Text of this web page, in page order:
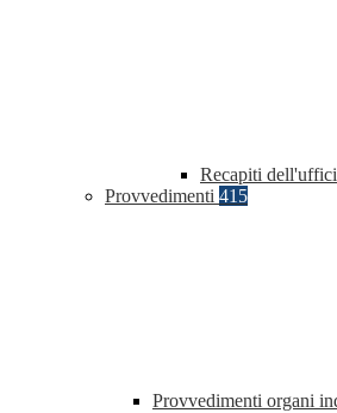
Recapiti
Provvedimenti 415
Provvedimenti organi